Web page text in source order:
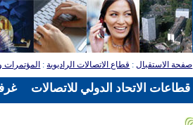
صفحة الاستقبال: قطاع الاتصالات الراديوية: المؤتمرات
قطاعات الاتحاد الدولي للاتصالات